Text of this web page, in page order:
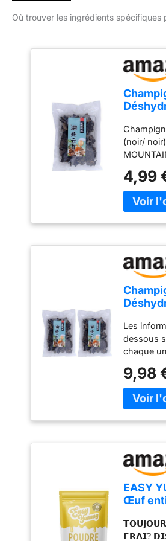
Où trouver les ingrédients spécifiques
(noir/
d'origine:
marque
Qualité
4,99
(Lot de
Les
dessous
chaque
(noir/ noir)
x 100
Qualité
9,98
EASY
Œuf
cuisine
d'œuf
𝗙𝗥𝗔𝗜?